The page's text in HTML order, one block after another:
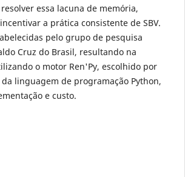
essa lacuna de memória,
a prática consistente de SBV.
pelo grupo de pesquisa
Cruz do Brasil, resultando na
o motor Ren'Py, escolhido por
linguagem de programação Python,
e custo.